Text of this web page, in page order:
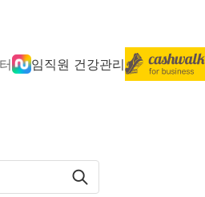
임직원 건강관리